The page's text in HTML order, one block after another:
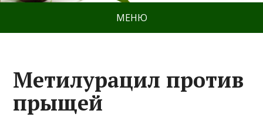
МЕНЮ
Метилурацил против
прыщей